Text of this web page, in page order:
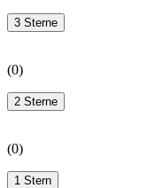
3 Sterne
(0)
2 Sterne
(0)
1 Stern